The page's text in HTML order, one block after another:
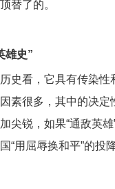
替了的。
雄史”
史看，它具有传染
素很多，其中的决
尖锐，如果“通敌英
“用屈辱换和平”的投